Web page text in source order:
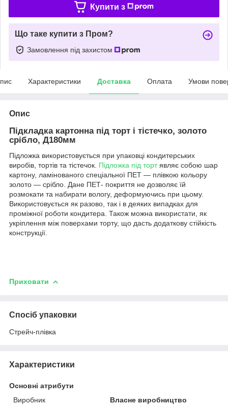
Купити з
Що таке купити з Пром?
Замовлення під захистом
Характеристики Доставка Оплата Умови
Опис
Підкладка картонна під торт і тістечко, золото
срібло, Д180мм
Підложка використовується при упаковці кондитерських
виробів, тортів та тістечок. Підложка під тортявляє собою шар
картону, ламінованого спеціальної ПЕТ ― плівкою кольору
золото ― срібло. Дане ПЕТ- покриття не дозволяє їй
розмокати та набирати вологу, деформуючись при цьому.
Використовується як разово, так і в деяких випадках для
проміжної роботи кондитера. Також можна використати, як
укріплення між поверхами торту, що дасть додаткову стійкість
конструкції.
Приховати
Спосіб упаковки
Стрейч-плівка
Характеристики
Основні атрибути
Виробник
Власне виробництво